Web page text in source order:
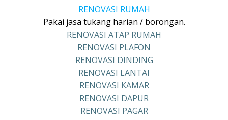
RENOVASI RUMAH
Pakai jasa tukang harian / borongan.
RENOVASI ATAP RUMAH
RENOVASI PLAFON
RENOVASI DINDING
RENOVASI LANTAI
RENOVASI KAMAR
RENOVASI DAPUR
RENOVASI PAGAR